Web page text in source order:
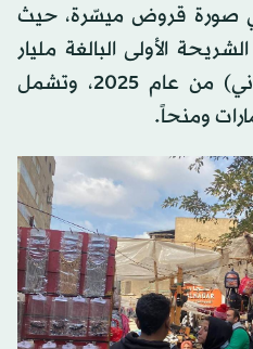
في صورة قروض ميسّرة، حيث
الأولى البالغة مليار
يورو في يناير (كانون الثاني) من عام 2025، وتشمل
ومنحاً.